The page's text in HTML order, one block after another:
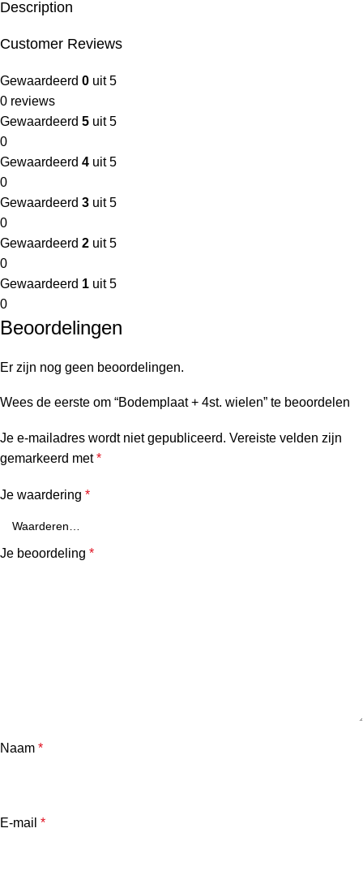
Description
Customer Reviews
Gewaardeerd 0 uit 5
0 reviews
Gewaardeerd 5 uit 5
0
Gewaardeerd 4 uit 5
0
Gewaardeerd 3 uit 5
0
Gewaardeerd 2 uit 5
0
Gewaardeerd 1 uit 5
0
Beoordelingen
Er zijn nog geen beoordelingen.
Wees de eerste om “Bodemplaat + 4st. wielen” te beoordelen
Je e-mailadres wordt niet gepubliceerd. Vereiste velden zijn
gemarkeerd met*
Je waardering *
Je beoordeling *
Naam *
E-mail *